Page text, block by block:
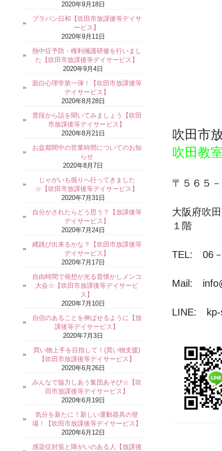
吹田市
吹田教
〒５６５
大阪府吹
１階
TEL: 06
Mail:
LINE: kp-
2020年9月18日
プラバン日和【吹田市放課後等デイサ
ービス】
2020年9月11日
熱中症予防・権利擁護研修を行いまし
た【吹田市放課後等デイサービス】
2020年9月4日
面白心理学第一弾！【吹田市放課後等
デイサービス】
2020年8月28日
普段から話を聞いてみましょう【吹田
市放課後等デイサービス】
2020年8月21日
お盆期間中の営業時間についてのお知
らせ
2020年8月7日
じゃがいも掘りへ行ってきました
☆【吹田市放課後等デイサービス】
2020年7月31日
自分がされたらどう思う？【放課後等
デイサービス】
2020年7月24日
縄跳び出来るかな？【吹田市放課後等
デイサービス】
2020年7月17日
自由時間で発想が光る昔懐かしメンコ
大会☆【吹田市放課後等デイサービ
ス】
2020年7月10日
自信のあることを伸ばせるように【放
課後等デイサービス】
2020年7月3日
買い物上手を目指して！(買い物支援)
【吹田市放課後等デイサービス】
2020年6月26日
みんなで協力しあう集団あそび☆【吹
田市放課後等デイサービス】
2020年6月19日
気分を新たに！新しい運動器具の登
場！【吹田市放課後等デイサービス】
2020年6月12日
感染症対策と障がいのある人【放課後